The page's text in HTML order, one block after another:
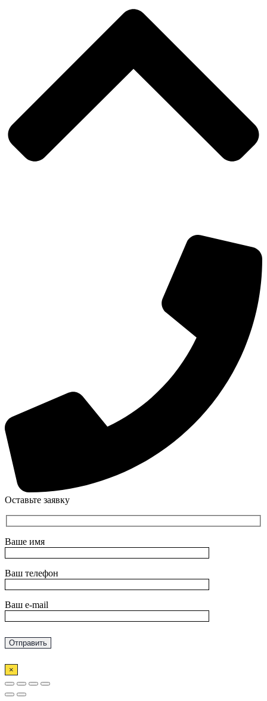
Оставьте заявку
Ваше имя
Ваш телефон
Ваш e-mail
×